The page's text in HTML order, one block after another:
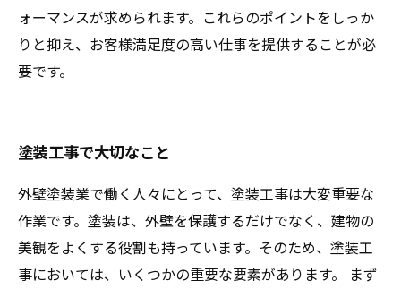
ォーマンスが求められます。これらのポイントをしっか
りと抑え、お客様満足度の高い仕事を提供することが必
要です。
塗装工事で大切なこと
外壁塗装業で働く人々にとって、塗装工事は大変重要な
作業です。塗装は、外壁を保護するだけでなく、建物の
美観をよくする役割も持っています。そのため、塗装工
事においては、いくつかの重要な要素があります。 まず